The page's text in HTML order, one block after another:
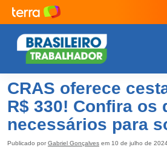
CRAS oferece
R$ 330! Confira os
necessários para
Publicado por Gabriel Gonçalves em 10 de julho de